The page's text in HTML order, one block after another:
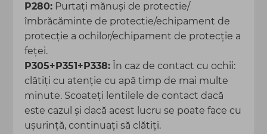
P280: Purtaţi mănuşi de protectie/
îmbrăcăminte de protectie/echipament de
protecție a ochilor/echipament de protecţie a
feţei.
P305+P351+P338: În caz de contact cu ochii:
clătiți cu atenție cu apă timp de mai multe
minute. Scoateți lentilele de contact dacă
este cazul şi dacă acest lucru se poate face cu
uşurinţă, continuați să clătiţi.